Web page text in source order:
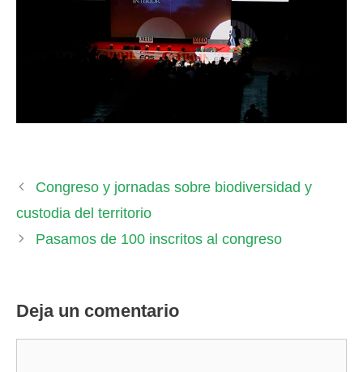
Congreso y jornadas sobre biodiversidad y
custodia del territorio
Pasamos de 100 inscritos al congreso
Deja un comentario